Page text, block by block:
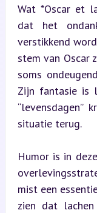
Wat *Oscar et
dat het
verstikkend
stem van Oscar
soms
Zijn fantasie is
“levensdagen”
situatie terug.
Humor is in
mist een
zien dat